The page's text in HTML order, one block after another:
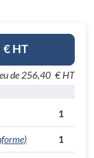
€ HT
de 256,40 € HT
1
1